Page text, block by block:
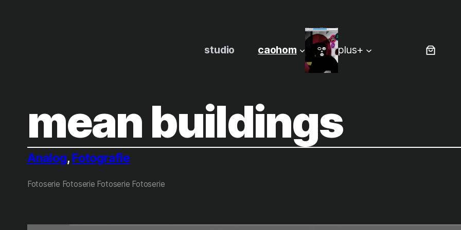
studio caohom plus+
mean buildings
Analog, Fotografie
Fotoserie Fotoserie Fotoserie Fotoserie